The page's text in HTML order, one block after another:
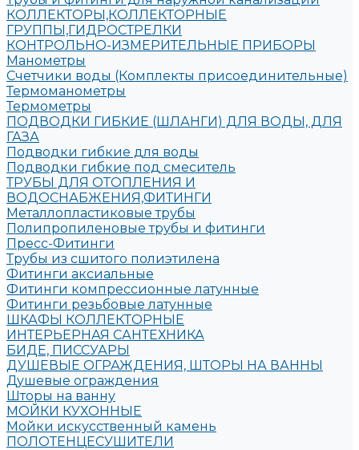
КОЛЛЕКТОРЫ,КОЛЛЕКТОРНЫЕ
ГРУППЫ,ГИДРОСТРЕЛКИ
КОНТРОЛЬНО-ИЗМЕРИТЕЛЬНЫЕ ПРИБОРЫ
Манометры
Счетчики воды (Комплекты присоединительные)
Термоманометры
Термометры
ПОДВОДКИ ГИБКИЕ (ШЛАНГИ) ДЛЯ ВОДЫ, ДЛЯ
ГАЗА
Подводки гибкие для воды
Подводки гибкие под смеситель
ТРУБЫ ДЛЯ ОТОПЛЕНИЯ И
ВОДОСНАБЖЕНИЯ,ФИТИНГИ
Металлопластиковые трубы
Полипропиленовые трубы и фитинги
Пресс-Фитинги
Трубы из сшитого полиэтилена
Фитинги аксиальные
Фитинги компрессионные латунные
Фитинги резьбовые латунные
ШКАФЫ КОЛЛЕКТОРНЫЕ
ИНТЕРЬЕРНАЯ САНТЕХНИКА
БИДЕ, ПИССУАРЫ
ДУШЕВЫЕ ОГРАЖДЕНИЯ, ШТОРЫ НА ВАННЫ
Душевые ограждения
Шторы на ванну
МОЙКИ КУХОННЫЕ
Мойки искусственный камень
ПОЛОТЕНЦЕСУШИТЕЛИ